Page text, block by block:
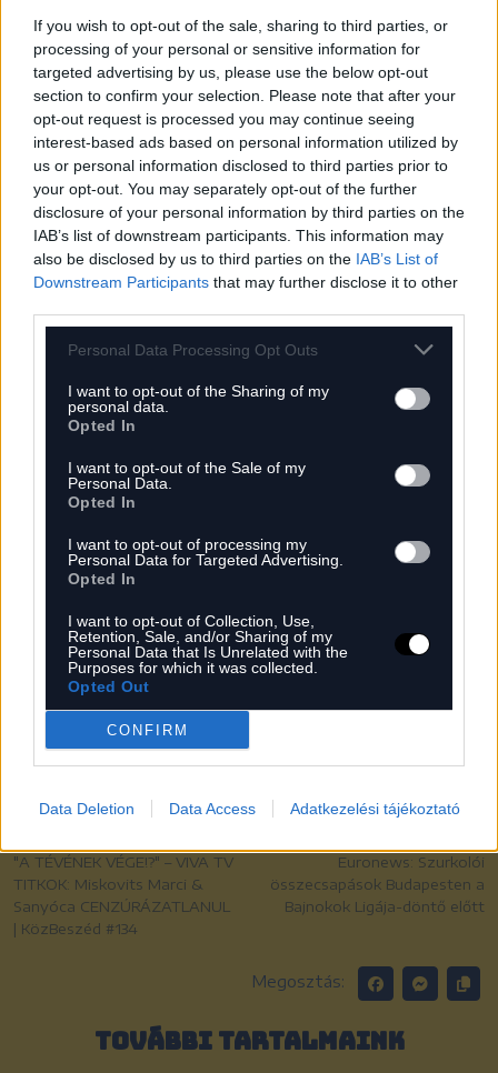
If you wish to opt-out of the sale, sharing to third parties, or
processing of your personal or sensitive information for
targeted advertising by us, please use the below opt-out
section to confirm your selection. Please note that after your
opt-out request is processed you may continue seeing
interest-based ads based on personal information utilized by
us or personal information disclosed to third parties prior to
your opt-out. You may separately opt-out of the further
disclosure of your personal information by third parties on the
IAB’s list of downstream participants. This information may
also be disclosed by us to third parties on the IAB’s List of
Downstream Participants that may further disclose it to other
Personal Data Processing Opt Outs
I want to opt-out of the Sharing of my
personal data.
Opted In
I want to opt-out of the Sale of my
Personal Data.
Opted In
I want to opt-out of processing my
Personal Data for Targeted Advertising.
Opted In
I want to opt-out of Collection, Use,
Retention, Sale, and/or Sharing of my
Personal Data that Is Unrelated with the
Purposes for which it was collected.
Opted Out
CONFIRM
Data Deletion Data Access Adatkezelési tájékoztató
rögösebb utat járt be: a ligaszakasz 11. helye
után a Monacót, a Chelsea-t és a Liverpoolt
búcsúztatták, a Bayern München elleni drámai
elődöntőből pedig 6-5-ös összesítéssel jutottak
tovább. A párizsiak támadósorát a sérüléséből
visszatérő francia sztár, valamint Bradley
Barcola, Khvicha Kvaratskhelia, Vitinha és Désiré
Doué alkotják, akik idén ismét bajnoki címig
repítették a PSG-t Franciaországban.
A szakértők szerint a mérkőzés pengeélen
táncol, és a taktikai fegyelem, valamint a
kulcspillanatokban hozott egyéni döntések
trónjára.The Champions League Final
breakdown
CÍMKÉK
MAGYARORSZÁG
EGYESÜLT KIRÁLYSÁG
BL
SPORT LABDARŐGÁS PUSKÁS ARÉNA STADION
Előző Következő
"A TÉVÉNEK VÉGE!?" – VIVA TV
TITKOK: Miskovits Marci &
Sanyóca CENZÚRÁZATLANUL
| KözBeszéd #134
Euronews: Szurkolói
összecsapások Budapesten a
Bajnokok Ligája-döntő előtt
Megosztás:
TOVÁBBI TARTALMAINK